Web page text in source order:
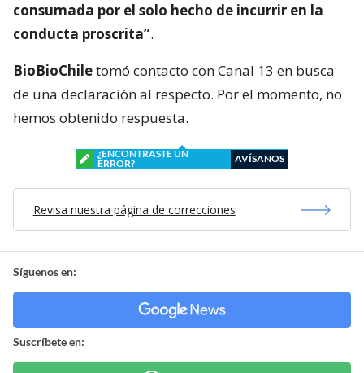
consumada por el solo hecho de incurrir en la
conducta proscrita”.
BioBioChiletomó contacto con Canal 13 en busca
de una declaración al respecto. Por el momento, no
hemos obtenido respuesta.
¿ENCONTRASTE UN
ERROR?
AVÍSANOS
Revisa nuestra página de correcciones
Síguenos en:
Suscríbete en: